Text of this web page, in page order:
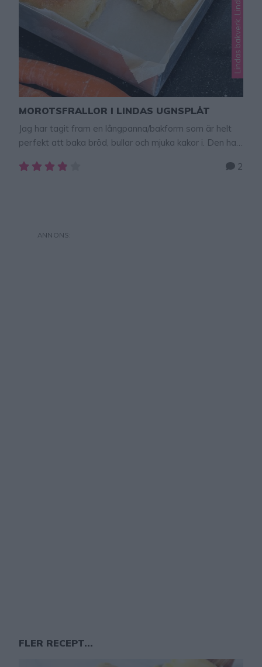
MOROTSFRALLOR I LINDAS UGNSPLÅT
Jag har tagit fram en långpanna/bakform som är helt
perfekt att baka bröd, bullar och mjuka kakor i. Den har
bra recept som ni kan baka i denna form! Beställ gärna2
FLER RECEPT...